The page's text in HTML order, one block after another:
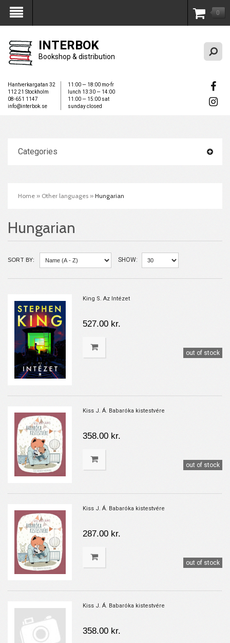
My Account 0
INTERBOK
Bookshop & distribution
Hantverkargatan 32
112 21 Stockholm
08-651 1147
info@interbok.se
11:00 — 18:00 mo-fr
lunch 13:30 — 14:00
11:00 — 15:00 sat
sunday closed
Categories
Home » Other languages » Hungarian
Hungarian
SORT BY: SHOW:
King S. Az Intézet
527.00 kr.
out of stock
Kiss J. Á. Babaróka kistestvére
358.00 kr.
out of stock
Kiss J. Á. Babaróka kistestvére
287.00 kr.
out of stock
Kiss J. Á. Babaróka kistestvére
358.00 kr.